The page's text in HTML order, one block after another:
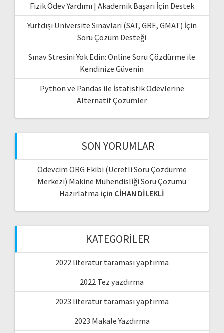
Fizik Ödev Yardımı | Akademik Başarı İçin Destek
Yurtdışı Üniversite Sınavları (SAT, GRE, GMAT) İçin
Soru Çözüm Desteği
Sınav Stresini Yok Edin: Online Soru Çözdürme ile
Kendinize Güvenin
Python ve Pandas ile İstatistik Ödevlerine
Alternatif Çözümler
SON YORUMLAR
Ödevcim ORG Ekibi (Ücretli Soru Çözdürme
Merkezi) Makine Mühendisliği Soru Çözümü
Hazırlatma için CİHAN DİLEKLİ
KATEGORILER
2022 literatür taraması yaptırma
2022 Tez yazdırma
2023 literatür taraması yaptırma
2023 Makale Yazdırma